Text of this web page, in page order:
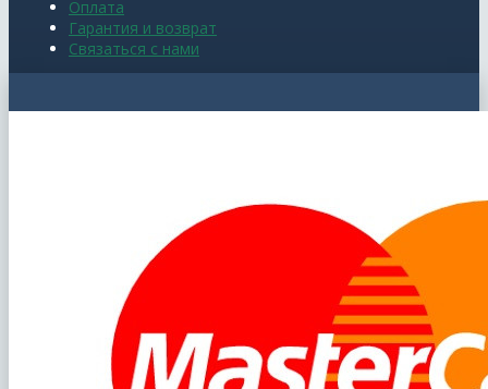
Оплата
Гарантия и возврат
Связаться с нами